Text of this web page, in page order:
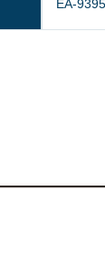
EA-9395